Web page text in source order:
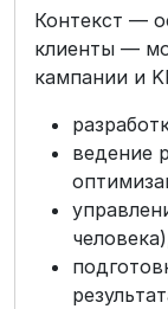
Контекст —
клиенты —
кампании и
ведение